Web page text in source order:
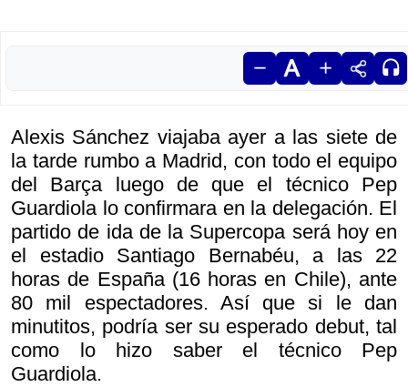
Alexis Sánchez viajaba ayer a las siete de
la tarde rumbo a Madrid, con todo el equipo
del Barça luego de que el técnico Pep
Guardiola lo confirmara en la delegación. El
partido de ida de la Supercopa será hoy en
el estadio Santiago Bernabéu, a las 22
horas de España (16 horas en Chile), ante
80 mil espectadores. Así que si le dan
minutitos, podría ser su esperado debut, tal
como lo hizo saber el técnico Pep
Guardiola.